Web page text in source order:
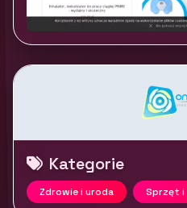
Kategorie
Zdrowie i uroda Sprzęt i